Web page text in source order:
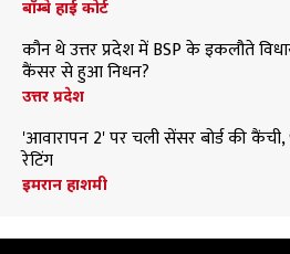
बॉम्बे हाई कोर्ट
कौन थे उत्तर प्रदेश में BSP के इकलौते
कैंसर से हुआ निधन?
उत्तर प्रदेश
'आवारापन 2' पर चली सेंसर बोर्ड की
रेटिंग
इमरान हाशमी